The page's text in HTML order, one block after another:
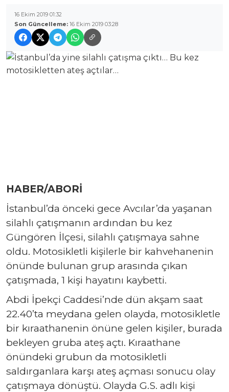
16 Ekim 2019 01:32
Son Güncelleme: 16 Ekim 2019 03:28
HABER/ABORİ
İstanbul’da önceki gece Avcılar’da yaşanan
silahlı çatışmanın ardından bu kez
Güngören İlçesi, silahlı çatışmaya sahne
oldu. Motosikletli kişilerle bir kahvehanenin
önünde bulunan grup arasında çıkan
çatışmada, 1 kişi hayatını kaybetti.
Abdi İpekçi Caddesi’nde dün akşam saat
22.40’ta meydana gelen olayda, motosikletle
bir kıraathanenin önüne gelen kişiler, burada
bekleyen gruba ateş açtı. Kıraathane
önündeki grubun da motosikletli
saldırganlara karşı ateş açması sonucu olay
çatışmaya dönüştü. Olayda G.S. adlı kişi